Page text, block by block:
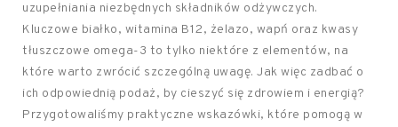
uzupełniania niezbędnych składników odżywczych.
Kluczowe białko, witamina B12, żelazo, wapń oraz kwasy
tłuszczowe omega-3 to tylko niektóre z elementów, na
które warto zwrócić szczególną uwagę. Jak więc zadbać o
ich odpowiednią podaż, by cieszyć się zdrowiem i energią?
Przygotowaliśmy praktyczne wskazówki, które pomogą w